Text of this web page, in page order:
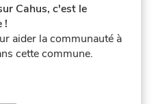
Cahus, c'est le
!
aider la communauté à
cette commune.